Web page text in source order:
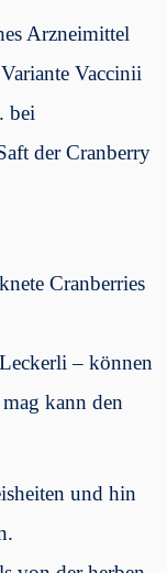
Arzneimittel
Vaccinii
bei
der Cranberry
Cranberries
– können
kann den
und hin